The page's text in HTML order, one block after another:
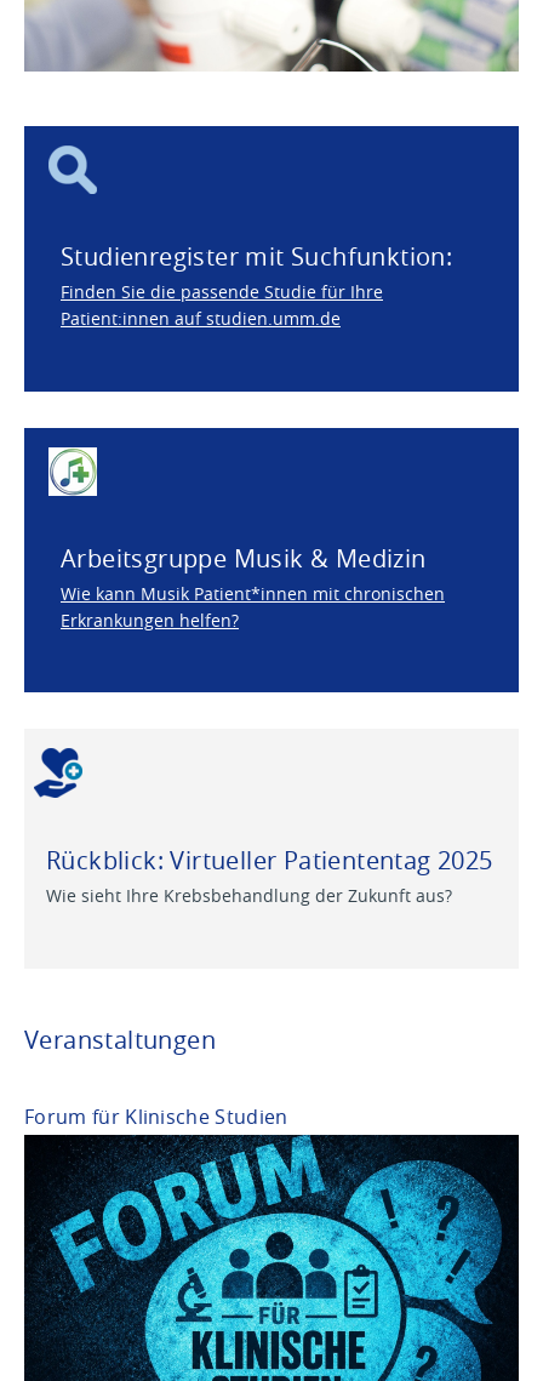
Studienregister mit Suchfunktion:
Finden Sie die passende Studie für Ihre
Patient:innen auf studien.umm.de
Arbeitsgruppe Musik & Medizin
Wie kann Musik Patient*innen mit chronischen
Erkrankungen helfen?
Rückblick: Virtueller Patiententag 2025
Wie sieht Ihre Krebsbehandlung der Zukunft aus?
Veranstaltungen
Forum für Klinische Studien